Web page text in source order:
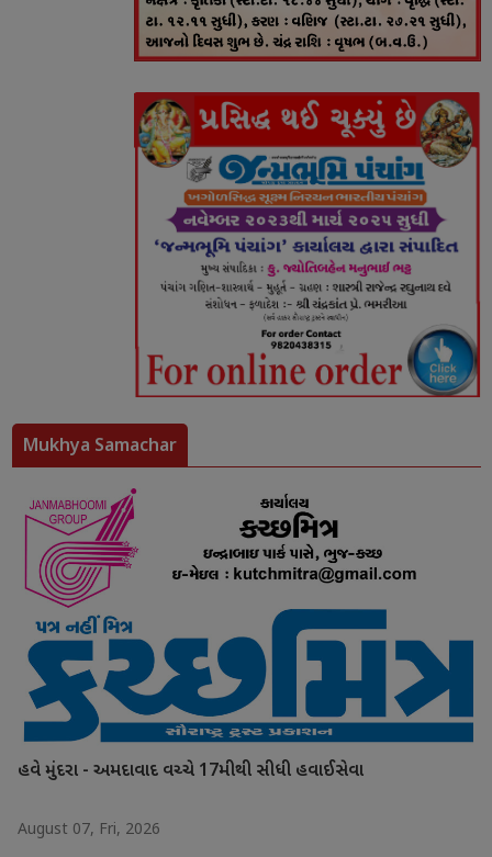
Mukhya Samachar
હવે મુંદરા - અમદાવાદ વચ્ચે 17મીથી સીધી હવાઈસેવા
August 07, Fri, 2026